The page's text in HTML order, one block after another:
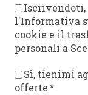
Iscrivendoti,
l'Informativa
cookie e il
personali a
Sì, tienimi
offerte*